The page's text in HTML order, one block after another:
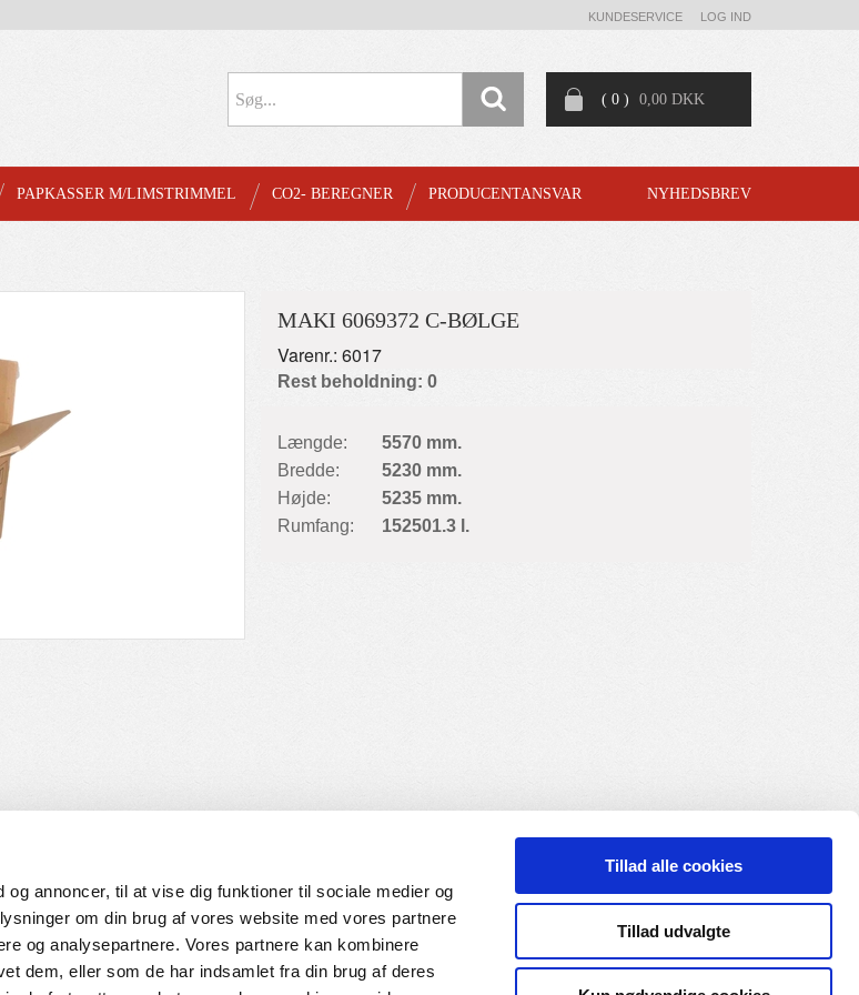
annoncer, til at vise dig funktioner til sociale medier og
om din brug af vores website med vores partnere
og analysepartnere. Vores partnere kan kombinere
dem, eller som de har indsamlet fra din brug af deres
Tillad alle cookies
Tillad udvalgte
KUNDESERVICE LOG IND
( 0 ) 0,00 DKK
PAPKASSER M/LIMSTRIMMEL CO2- BEREGNER PRODUCENTANSVAR NYHEDSBREV
MAKI 6069372 C-BØLGE
Varenr.: 6017
Rest beholdning: 0
Længde:
5570 mm.
Bredde:
5230 mm.
Højde:
5235 mm.
Rumfang:
152501.3 l.
HVORDAN HANDLER DU
Login til web-shop